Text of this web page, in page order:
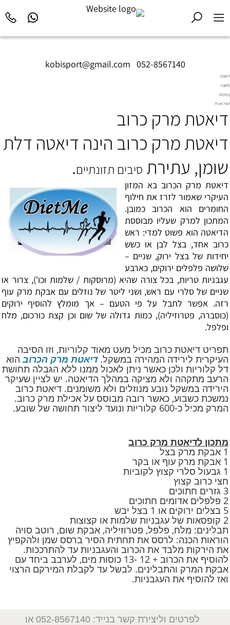
kobisport@gmail.com 052-8567140
דיאטה
ותזונה
בשיטת
Diet2All:
שמאחורי
המושלם.
דיאטת מרק כרוב
דיאטת מרק כרוב הינה דיאטה דלת
שומן, עתירת סיבים תזונתיים.
דיאטת מרק הכרוב בא המזון
העיקרי שאמור לזרז את חילוף
החומרים הוא הכרוב כמובן.
המתכון למרק שעליו מבוססת
הדיאטה הוא פשוט למדי: ראש
כרוב אחד, בצל לבן או כשש
יחידות של בצל ירוק, שניים –
שלושה פלפלים ירוקים, כארבע
עגבניות טריות, בכל צורה שהיא (מרוסקות / שלמות וכו'), צרור או
שניים של סלרי עם ראש, ושני ליטר של נוזלים עם אבקת מרק עוף
רזה. אפשר לתבל על פי הטעם – אך מומלץ להוסיף ירוקים
(כוסברה, פטרוזיליה), כמות גדולה של שום וכן קצת כורכום, מלח
ופלפל.
תפריט דיאטת כרוב מכיל מעט מאוד קלוריות, וזו הסיבה
העיקרית לירידה המהירה במשקל.דיאטת מרק הכרוב הוא
דל קלוריות ולכן כאשר ניתן לאכול ממנו ללא הגבלה תחושת
הרעב מתקהה ולא מציקה במהלך הדיאטה. יש לציין שעיקר
הירידה במשקל נובע מנוזלים ולא משומנים. דיאטת כרוב
נמשכת כשבוע, כאשר רובה מבוסס על אכילת מרק כרוב.
המרק מכיל כ-600 קלוריות ונועד ליצור תחושה של שובע.
מתכון לדיאטת מרק כרוב
1 אבקת מרק בצל
1 אבקת מרק עוף או בקר
1 גבעול סלרי קצוץ לקוביות
חצי כרוב קצוץ
3 גזרים חתוכים
2 פלפלים אדומים חתוכים
5 בצלים ירוקים או 1 בצל יבש
2 קופסאות של עגבניות שלמות או קצוצות
תבלינים: מלח, פלפל, פטרוזיליה, אבקת שום, רוטב סויה
הוראות הכנה: לרסס את תחתית הסיר ברסס שמן ולהקפיץ
את הירקות מלבד את הכרוב והעגבניות עד להתרככות.
להוסיף את הכרוב + 12 -13 כוסות מים, לערבב ביחד עם
אבקת המרק והתבלינים. לבשל עד לקבלת המירקם הרצוי
ואז להוסיף את העגבניות.
לפרטים וליצירת קשר בנייד: 052-8567140
או